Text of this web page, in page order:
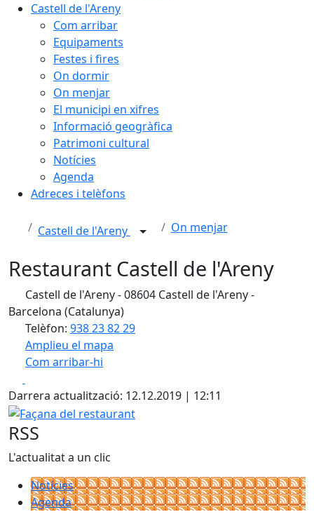
Castell de l'Areny
Com arribar
Equipaments
Festes i fires
On dormir
On menjar
El municipi en xifres
Informació geogràfica
Patrimoni cultural
Notícies
Agenda
Adreces i telèfons
Castell de l'Areny On menjar
Restaurant Castell de l'Areny
Castell de l'Areny - 08604 Castell de l'Areny -
Barcelona (Catalunya)
Telèfon: 938 23 82 29
Amplieu el mapa
Com arribar-hi
+
−
Darrera actualització: 12.12.2019 | 12:11
Façana del restaurant
RSS
L'actualitat a un clic
Notícies
Agenda